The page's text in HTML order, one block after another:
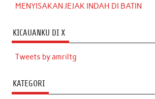
MENYISAKAN JEJAK INDAH DI BATIN
KICAUANKU DI X
Tweets by amriltg
KATEGORI